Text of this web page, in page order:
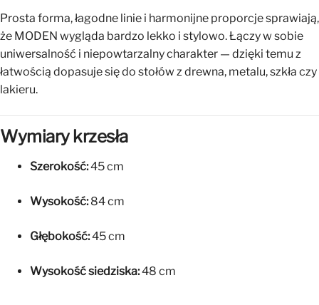
Prosta forma, łagodne linie i harmonijne proporcje sprawiają,
że MODEN wygląda bardzo lekko i stylowo. Łączy w sobie
uniwersalność i niepowtarzalny charakter — dzięki temu z
łatwością dopasuje się do stołów z drewna, metalu, szkła czy
lakieru.
Wymiary krzesła
Szerokość:45 cm
Wysokość:84 cm
Głębokość:45 cm
Wysokość siedziska:48 cm